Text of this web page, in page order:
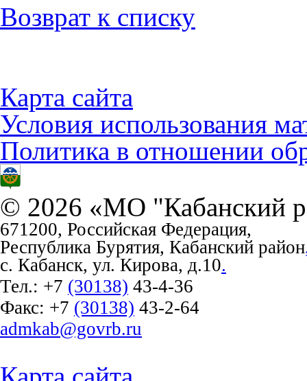
Возврат к списку
Карта сайта
Условия использования
Политика в отношении
© 2026 «МО "Кабанский
671200, Российская Федерация,
Республика Бурятия, Кабанский район
с. Кабанск, ул. Кирова, д.10.
Тел.: +7 (30138) 43-4-36
Факс: +7 (30138) 43-2-64
admkab@govrb.ru